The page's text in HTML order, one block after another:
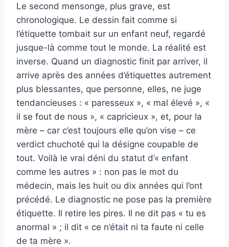
Le second mensonge, plus grave, est
chronologique. Le dessin fait comme si
l’étiquette tombait sur un enfant neuf, regardé
jusque-là comme tout le monde. La réalité est
inverse. Quand un diagnostic finit par arriver, il
arrive après des années d’étiquettes autrement
plus blessantes, que personne, elles, ne juge
tendancieuses : « paresseux », « mal élevé », «
il se fout de nous », « capricieux », et, pour la
mère – car c’est toujours elle qu’on vise – ce
verdict chuchoté qui la désigne coupable de
tout. Voilà le vrai déni du statut d’« enfant
comme les autres » : non pas le mot du
médecin, mais les huit ou dix années qui l’ont
précédé. Le diagnostic ne pose pas la première
étiquette. Il retire les pires. Il ne dit pas « tu es
anormal » ; il dit « ce n’était ni ta faute ni celle
de ta mère ».